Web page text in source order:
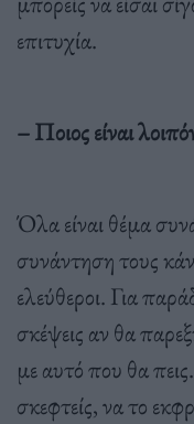
επιτυχία.
– Ποιος είναι
Όλα είναι θέμα
συνάντηση τους
ελεύθεροι. Για
σκέψεις αν θα
με αυτό που θα
σκεφτείς, να το